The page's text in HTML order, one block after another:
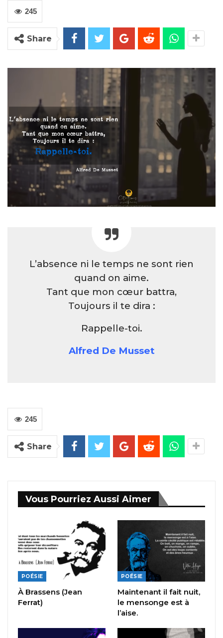
245
Share
L’absence ni le temps ne sont rien
quand on aime.
Tant que mon cœur battra,
Toujours il te dira :
Rappelle-toi.
Alfred De Musset
245
Share
Vous Pourriez Aussi Aimer
POÉSIE
À Brassens (Jean
Ferrat)
POÉSIE
Maintenant il fait nuit,
le mensonge est à
l’aise.